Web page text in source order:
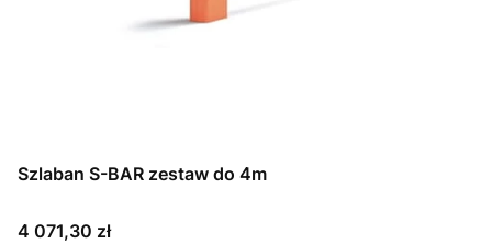
Szlaban S-BAR zestaw do 4m
Cena
4 071,30 zł